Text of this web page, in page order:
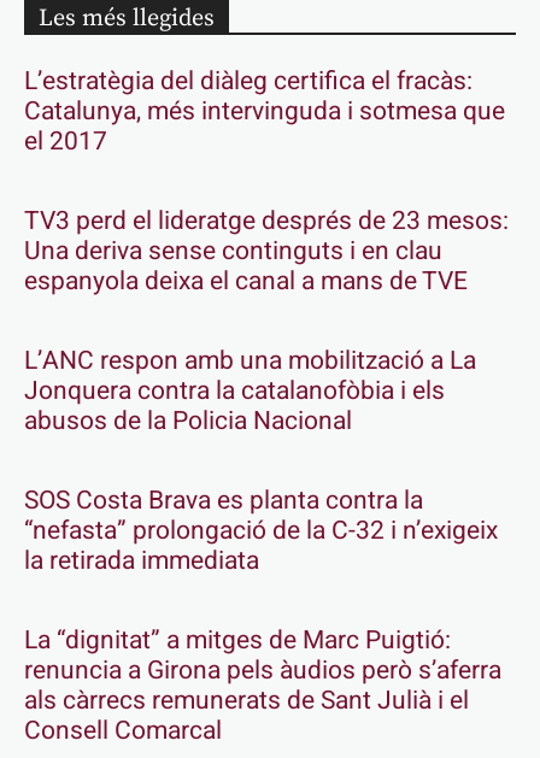
Les més llegides
L’estratègia del diàleg certifica el fracàs:
Catalunya, més intervinguda i sotmesa que
el 2017
TV3 perd el lideratge després de 23 mesos:
Una deriva sense continguts i en clau
espanyola deixa el canal a mans de TVE
L’ANC respon amb una mobilització a La
Jonquera contra la catalanofòbia i els
abusos de la Policia Nacional
SOS Costa Brava es planta contra la
“nefasta” prolongació de la C-32 i n’exigeix
la retirada immediata
La “dignitat” a mitges de Marc Puigtió:
renuncia a Girona pels àudios però s’aferra
als càrrecs remunerats de Sant Julià i el
Consell Comarcal